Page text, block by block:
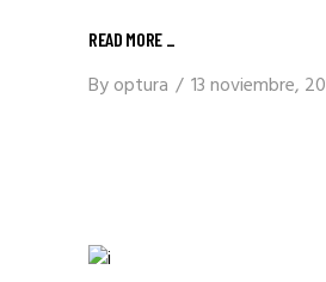
READ MORE _
Byoptura 13 noviembre,